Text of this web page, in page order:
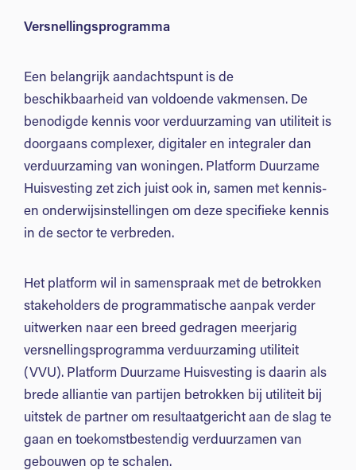
Versnellingsprogramma
Een belangrijk aandachtspunt is de
beschikbaarheid van voldoende vakmensen. De
benodigde kennis voor verduurzaming van utiliteit is
doorgaans complexer, digitaler en integraler dan
verduurzaming van woningen. Platform Duurzame
Huisvesting zet zich juist ook in, samen met kennis-
en onderwijsinstellingen om deze specifieke kennis
in de sector te verbreden.
Het platform wil in samenspraak met de betrokken
stakeholders de programmatische aanpak verder
uitwerken naar een breed gedragen meerjarig
versnellingsprogramma verduurzaming utiliteit
(VVU). Platform Duurzame Huisvesting is daarin als
brede alliantie van partijen betrokken bij utiliteit bij
uitstek de partner om resultaatgericht aan de slag te
gaan en toekomstbestendig verduurzamen van
gebouwen op te schalen.